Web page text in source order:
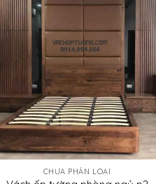
CHƯA PHÂN LOẠI